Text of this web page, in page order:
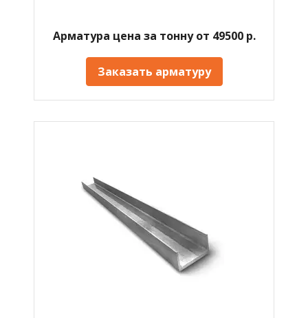
Арматура цена за тонну от 49500 р.
Заказать арматуру